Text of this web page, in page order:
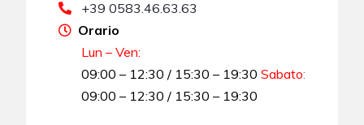
+39 0583.46.63.63
Orario
Lun – Ven:
09:00 – 12:30 / 15:30 – 19:30 Sabato:
09:00 – 12:30 / 15:30 – 19:30